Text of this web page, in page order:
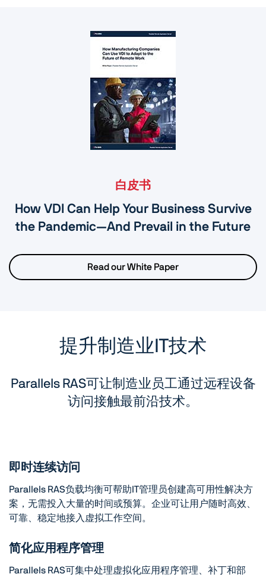
白皮书
How VDI Can Help Your Business Survive
the Pandemic—And Prevail in the Future
Read our White Paper
提升制造业IT技术
Parallels RAS可让制造业员工通过远程设备
访问接触最前沿技术。
即时连续访问
Parallels RAS负载均衡可帮助IT管理员创建高可用性解决方
案，无需投入大量的时间或预算。企业可让用户随时高效、
可靠、稳定地接入虚拟工作空间。
简化应用程序管理
Parallels RAS可集中处理虚拟化应用程序管理、补丁和部